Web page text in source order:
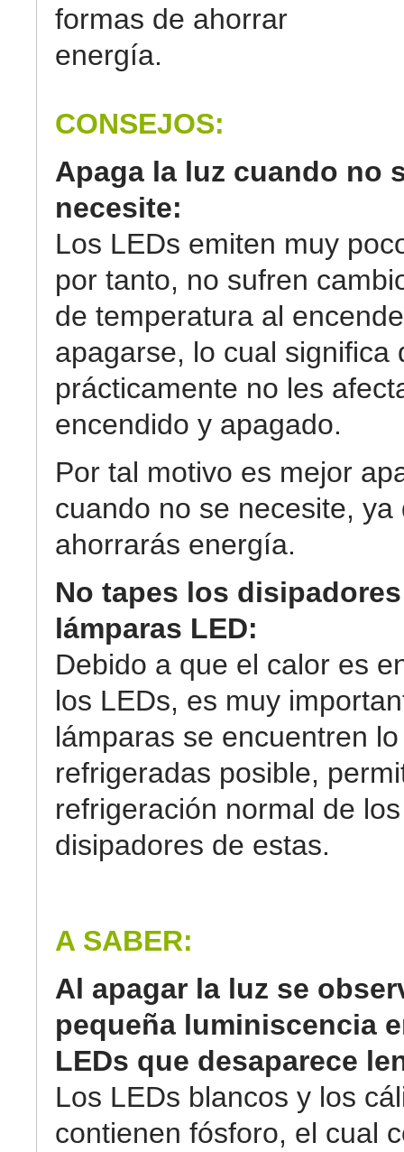
formas de ahorrar
energía.
CONSEJOS:
Apaga la luz cuando no
necesite:
Los LEDs emiten muy
por tanto, no sufren
de temperatura al
apagarse, lo cual significa
prácticamente no les
encendido y apagado.
Por tal motivo es mejor
cuando no se necesite, ya
ahorrarás energía.
No tapes los
lámparas LED:
Debido a que el calor es
los LEDs, es muy
lámparas se encuentren
refrigeradas posible,
refrigeración normal de los
disipadores de estas.
A SABER:
Al apagar la luz se
pequeña luminiscencia
LEDs que desaparece
Los LEDs blancos y los
contienen fósforo, el cual